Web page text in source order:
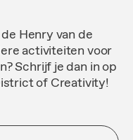
Henry van de
activiteiten voor
Schrijf je dan in op
of Creativity!